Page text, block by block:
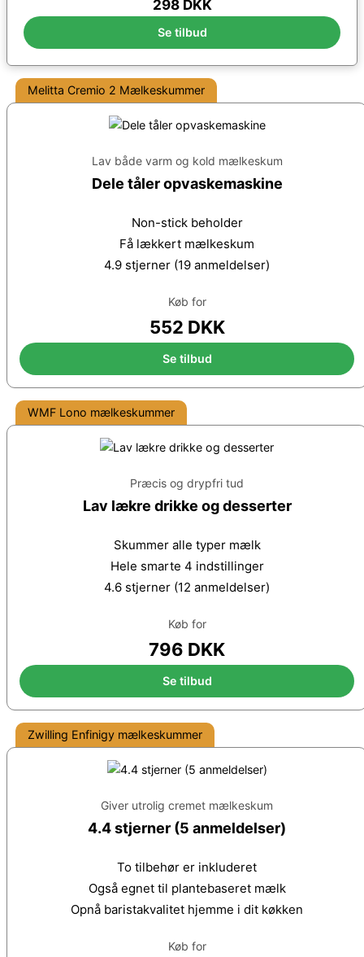
298 DKK
Se tilbud
Melitta Cremio 2 Mælkeskummer
Lav både varm og kold mælkeskum
Dele tåler opvaskemaskine
Non-stick beholder
Få lækkert mælkeskum
4.9 stjerner (19 anmeldelser)
Køb for
552 DKK
Se tilbud
WMF Lono mælkeskummer
Præcis og drypfri tud
Lav lækre drikke og desserter
Skummer alle typer mælk
Hele smarte 4 indstillinger
4.6 stjerner (12 anmeldelser)
Køb for
796 DKK
Se tilbud
Zwilling Enfinigy mælkeskummer
Giver utrolig cremet mælkeskum
4.4 stjerner (5 anmeldelser)
To tilbehør er inkluderet
Også egnet til plantebaseret mælk
Opnå baristakvalitet hjemme i dit køkken
Køb for